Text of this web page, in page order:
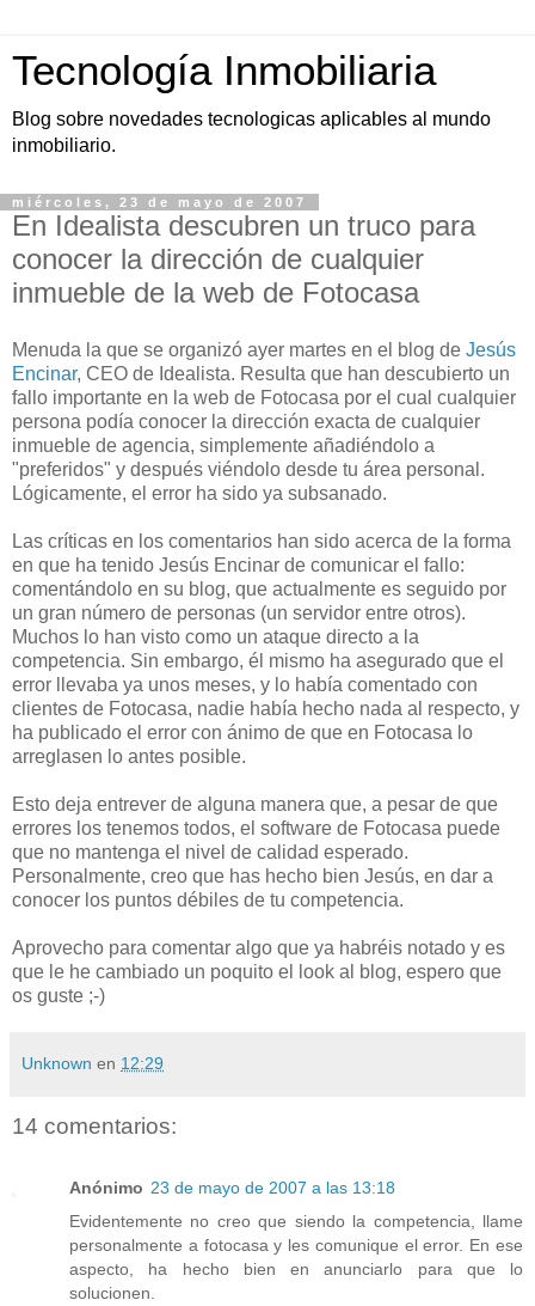
Tecnología Inmobiliaria
Blog sobre novedades tecnologicas aplicables al mundo
inmobiliario.
miércoles, 23 de mayo de 2007
En Idealista descubren un truco para
conocer la dirección de cualquier
inmueble de la web de Fotocasa
Menuda la que se organizó ayer martes en el blog de Jesús
Encinar, CEO de Idealista. Resulta que han descubierto un
fallo importante en la web de Fotocasa por el cual cualquier
persona podía conocer la dirección exacta de cualquier
inmueble de agencia, simplemente añadiéndolo a
"preferidos" y después viéndolo desde tu área personal.
Lógicamente, el error ha sido ya subsanado.
Las críticas en los comentarios han sido acerca de la forma
en que ha tenido Jesús Encinar de comunicar el fallo:
comentándolo en su blog, que actualmente es seguido por
un gran número de personas (un servidor entre otros).
Muchos lo han visto como un ataque directo a la
competencia. Sin embargo, él mismo ha asegurado que el
error llevaba ya unos meses, y lo había comentado con
clientes de Fotocasa, nadie había hecho nada al respecto, y
ha publicado el error con ánimo de que en Fotocasa lo
arreglasen lo antes posible.
Esto deja entrever de alguna manera que, a pesar de que
errores los tenemos todos, el software de Fotocasa puede
que no mantenga el nivel de calidad esperado.
Personalmente, creo que has hecho bien Jesús, en dar a
conocer los puntos débiles de tu competencia.
Aprovecho para comentar algo que ya habréis notado y es
que le he cambiado un poquito el look al blog, espero que
os guste ;-)
Unknown en 12:29
14 comentarios:
Anónimo 23 de mayo de 2007 a las 13:18
Evidentemente no creo que siendo la competencia, llame
personalmente a fotocasa y les comunique el error. En ese
aspecto, ha hecho bien en anunciarlo para que lo
solucionen.